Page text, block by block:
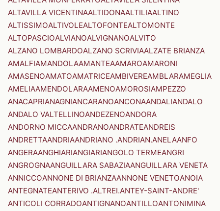
ALTAVILLA VICENTINAALTIDONAALTILIAALTINO
ALTISSIMOALTIVOLEALTOFONTEALTOMONTE
ALTOPASCIOALVIANOALVIGNANOALVITO
ALZANO LOMBARDOALZANO SCRIVIAALZATE BRIANZA
AMALFIAMANDOLAAMANTEAAMAROAMARONI
AMASENOAMATOAMATRICEAMBIVEREAMBLARAMEGLIA
AMELIAAMENDOLARAAMENOAMOROSIAMPEZZO
ANACAPRIANAGNIANCARANOANCONAANDALIANDALO
ANDALO VALTELLINOANDEZENOANDORA
ANDORNO MICCAANDRANOANDRATEANDREIS
ANDRETTAANDRIAANDRIANO .ANDRIAN.ANELAANFO
ANGERAANGHIARIANGIARIANGOLO TERMEANGRI
ANGROGNAANGUILLARA SABAZIAANGUILLARA VENETA
ANNICCOANNONE DI BRIANZAANNONE VENETOANOIA
ANTEGNATEANTERIVO .ALTREI.ANTEY-SAINT-ANDRE'
ANTICOLI CORRADOANTIGNANOANTILLOANTONIMINA